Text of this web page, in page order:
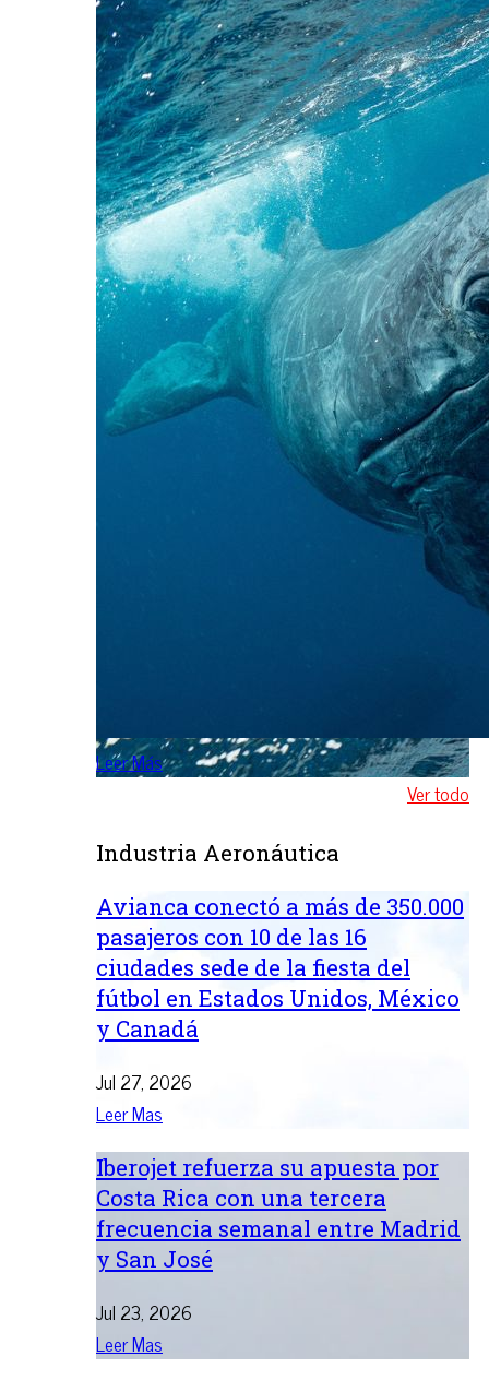
Leer Más
Ver todo
Industria Aeronáutica
Avianca conectó a más de 350.000
pasajeros con 10 de las 16
ciudades sede de la fiesta del
fútbol en Estados Unidos, México
y Canadá
Jul 27, 2026
Leer Mas
Iberojet refuerza su apuesta por
Costa Rica con una tercera
frecuencia semanal entre Madrid
y San José
Jul 23, 2026
Leer Mas